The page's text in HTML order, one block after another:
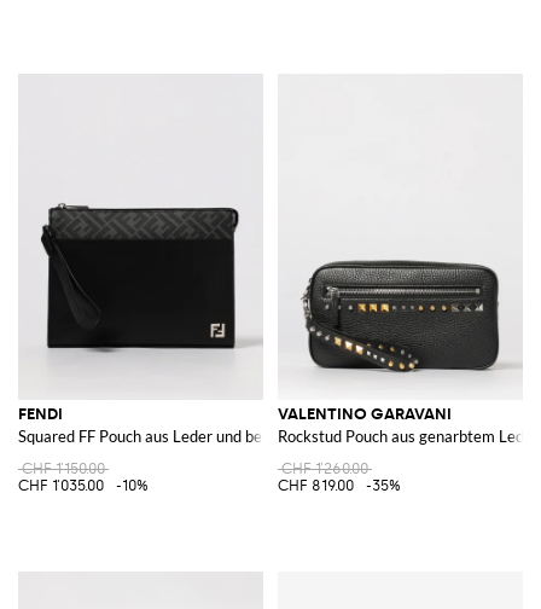
FENDI
Squared FF Pouch aus Leder und beschichteter Baumwolle
CHF 1'150.00
CHF 1'035.00
-10%
VALENTINO GARAVANI
Rockstud Pouch aus genarbtem
CHF 1'260.00
CHF 819.00
-35%